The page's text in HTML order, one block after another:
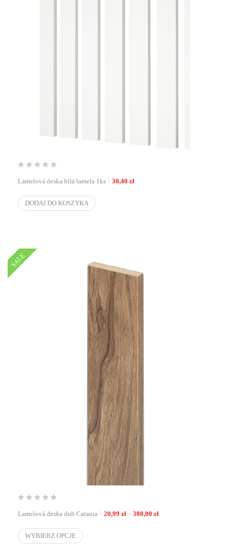
Lamelová deska bílá lamela 1ks 30,40 zł
DODAJ DO KOSZYKA
SALE
Lamelová deska dub Catania 20,99 zł – 380,00 złZakres cen: od 20,99 zł
WYBIERZ OPCJE